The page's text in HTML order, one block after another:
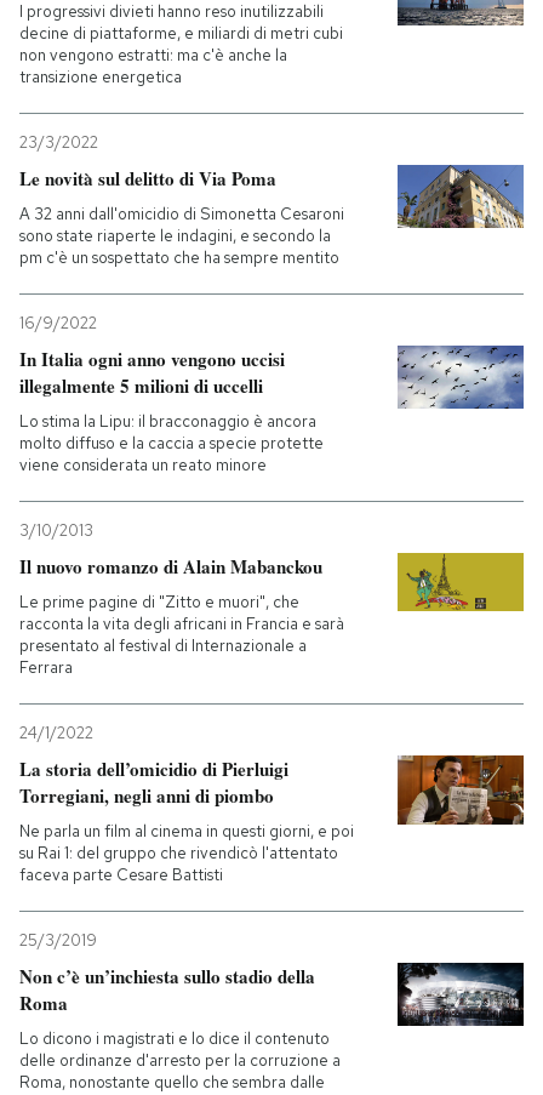
I progressivi divieti hanno reso inutilizzabili
decine di piattaforme, e miliardi di metri cubi
non vengono estratti: ma c'è anche la
transizione energetica
23/3/2022
Le novità sul delitto di Via Poma
A 32 anni dall'omicidio di Simonetta Cesaroni
sono state riaperte le indagini, e secondo la
pm c'è un sospettato che ha sempre mentito
16/9/2022
In Italia ogni anno vengono uccisi
illegalmente 5 milioni di uccelli
Lo stima la Lipu: il bracconaggio è ancora
molto diffuso e la caccia a specie protette
viene considerata un reato minore
3/10/2013
Il nuovo romanzo di Alain Mabanckou
Le prime pagine di "Zitto e muori", che
racconta la vita degli africani in Francia e sarà
presentato al festival di Internazionale a
Ferrara
24/1/2022
La storia dell’omicidio di Pierluigi
Torregiani, negli anni di piombo
Ne parla un film al cinema in questi giorni, e poi
su Rai 1: del gruppo che rivendicò l'attentato
faceva parte Cesare Battisti
25/3/2019
Non c’è un’inchiesta sullo stadio della
Roma
Lo dicono i magistrati e lo dice il contenuto
delle ordinanze d'arresto per la corruzione a
Roma, nonostante quello che sembra dalle